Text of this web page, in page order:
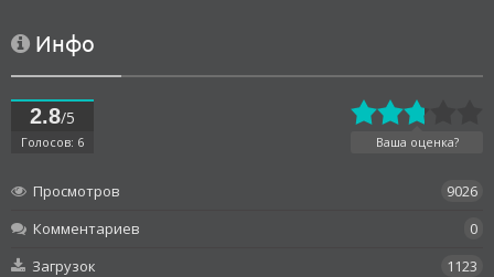
Инфо
2.8/5
Голосов: 6 Ваша оценка?
Просмотров
9026
Комментариев
0
Загрузок
1123